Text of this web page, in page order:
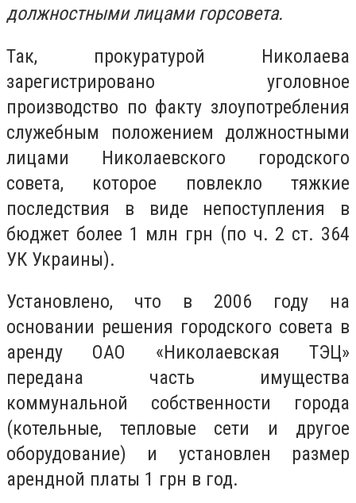
должностными лицами горсовета.
Так, прокуратурой Николаева
зарегистрировано уголовное
производство по факту злоупотребления
служебным положением должностными
лицами Николаевского городского
совета, которое повлекло тяжкие
последствия в виде непоступления в
бюджет более 1 млн грн (по ч. 2 ст. 364
УК Украины).
Установлено, что в 2006 году на
основании решения городского совета в
аренду ОАО «Николаевская ТЭЦ»
передана часть имущества
коммунальной собственности города
(котельные, тепловые сети и другое
оборудование) и установлен размер
арендной платы 1 грн в год.